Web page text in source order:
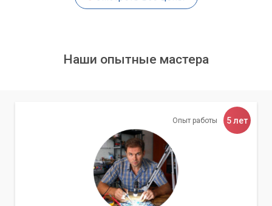
Оперативная память (ОЗУ)
оперативной памяти. Если у вас 4 ГБ или меньше,
Проверьте, сколько слотов для ОЗУ
есть на вашей материнской плате и какой тип
памяти она поддерживает (DDR3, DDR4).
Убедитесь, что новая память совместима со
старой, если вы планируете добавить, а не
Наши опытные мастера
Опыт работы 5 лет